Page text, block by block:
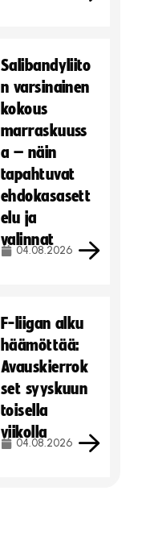
Salibandyliito
n varsinainen
kokous
marraskuuss
a – näin
tapahtuvat
ehdokasasett
elu ja
valinnat
04.08.2026
F-liigan alku
häämöttää:
Avauskierrok
set syyskuun
toisella
viikolla
04.08.2026